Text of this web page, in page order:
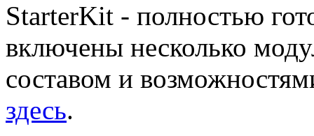
StarterKit - полностью
включены несколько
составом и
здесь.